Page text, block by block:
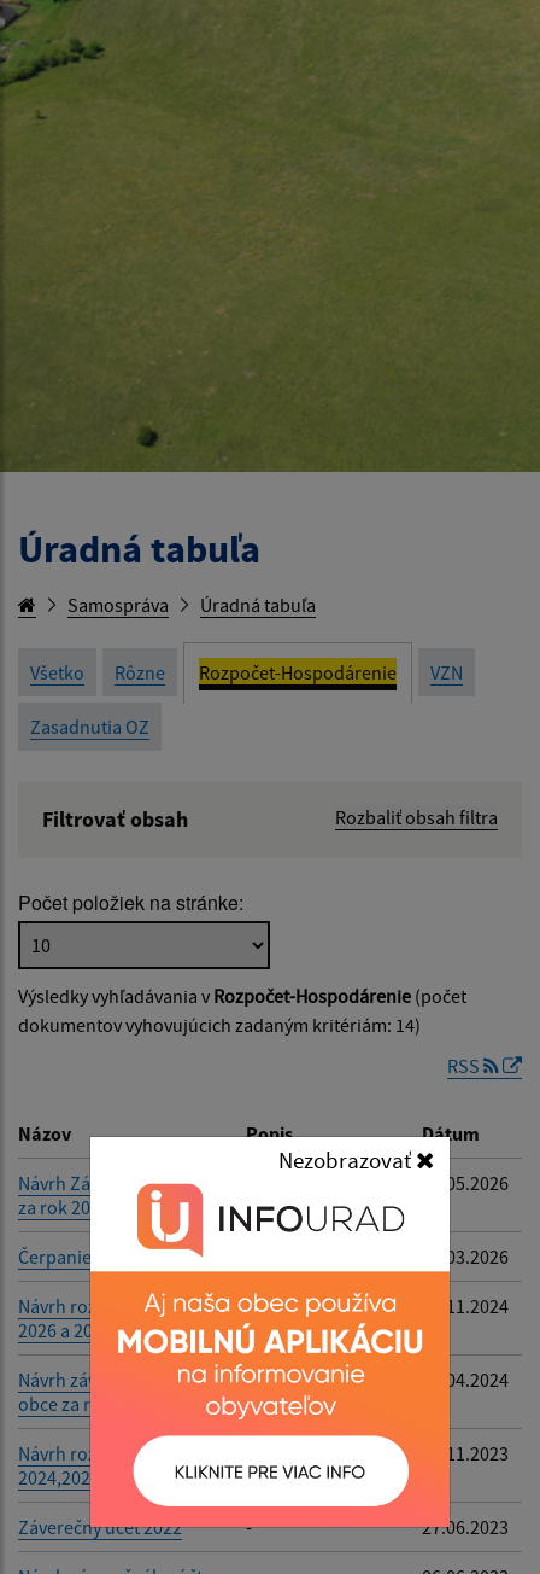
Nezobrazovať
Úradná tabuľa
Samospráva Úradná tabuľa
Všetko Rôzne Rozpočet-Hospodárenie VZN
Zasadnutia OZ
Filtrovať obsah Rozbaliť obsah filtra
Popis:
Dátum zverejnenia od:
Filtrovať Reset
Počet položiek na stránke:
Výsledky vyhľadávania v Rozpočet-Hospodárenie (počet
dokumentov vyhovujúcich zadaným kritériám: 14)
RSS
Názov Popis Dátum
Návrh Záverečného účtu
za rok 2025
27.05.2026
Čerpanie rozpočtu 2025 17.03.2026
Návrh rozpočtu rok 2025,
2026 a 2027
- 27.11.2024
Návrh záverečného účtu
obce za rok 2023
- 15.04.2024
Návrh rozpočtu rok
2024,2025,2026
14.11.2023
Záverečný účet 2022 - 27.06.2023